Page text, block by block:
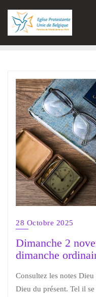
28 Octobre 2025
Dimanche 2
dimanche
Consultez les notes
Dieu du présent. Tel il